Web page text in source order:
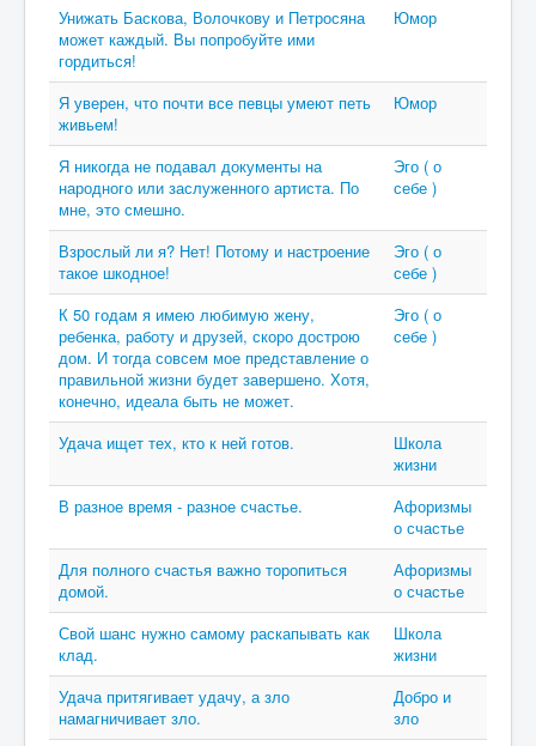
Унижать Баскова, Волочкову и Петросяна
может каждый. Вы попробуйте ими
гордиться!
Юмор
Я уверен, что почти все певцы умеют петь
живьем!
Юмор
Я никогда не подавал документы на
народного или заслуженного артиста. По
мне, это смешно.
Эго ( о
себе )
Взрослый ли я? Нет! Потому и настроение
такое шкодное!
Эго ( о
себе )
К 50 годам я имею любимую жену,
ребенка, работу и друзей, скоро дострою
дом. И тогда совсем мое представление о
правильной жизни будет завершено. Хотя,
конечно, идеала быть не может.
Эго ( о
себе )
Удача ищет тех, кто к ней готов.
Школа
жизни
В разное время - разное счастье.
Афоризмы
о счастье
Для полного счастья важно торопиться
домой.
Афоризмы
о счастье
Свой шанс нужно самому раскапывать как
клад.
Школа
жизни
Удача притягивает удачу, а зло
намагничивает зло.
Добро и
зло